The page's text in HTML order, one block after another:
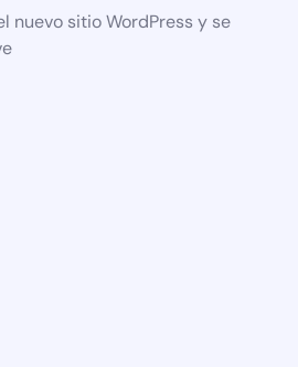
nuevo sitio WordPress y se